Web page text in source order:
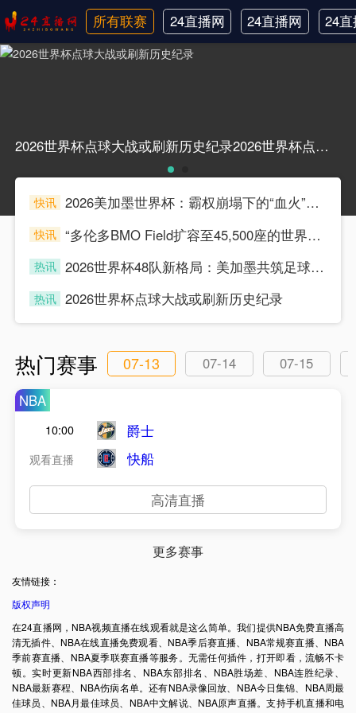
所有联赛
24直播网
日职联
24直播网
中甲
24
韩
2026世界杯点球大战或刷新历史纪录2026世界杯点球大战或刷新历史纪录
快讯
2026美加墨世界杯：霸权崩塌下的“血火”狂欢
快讯
“多伦多BMO Field扩容至45,500座的世界杯声场适配性仿真分析（2026）”
热讯
2026世界杯48队新格局：美加墨共筑足球盛宴，北美势力版图全面重构
热讯 2026世界杯点球大战或刷新历史纪录
热门赛事 07-13 07-14
07-15
NBA
10:00
观看直播
爵士
快船
高清直播
更多赛事
友情链接：
版权声明
在24直播网，NBA视频直播在线观看就是这么简单。我们提供NBA免费直播高
清无插件、NBA在线直播免费观看、NBA季后赛直播、NBA常规赛直播、NBA
季前赛直播、NBA夏季联赛直播等服务。无需任何插件，打开即看，流畅不卡
顿。实时更新NBA西部排名、NBA东部排名、NBA胜场差、NBA连胜纪录、
NBA最新赛程、NBA伤病名单。还有NBA录像回放、NBA今日集锦、NBA周最
佳球员、NBA月最佳球员、NBA中文解说、NBA原声直播。支持手机直播和电